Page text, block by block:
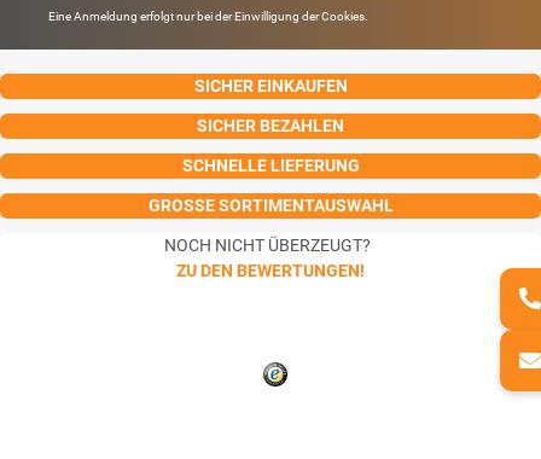
Eine Anmeldung erfolgt nur bei der Einwilligung der Cookies.
SICHER EINKAUFEN
SICHER BEZAHLEN
SCHNELLE LIEFERUNG
GROSSE SORTIMENTAUSWAHL
NOCH NICHT ÜBERZEUGT?
ZU DEN BEWERTUNGEN!